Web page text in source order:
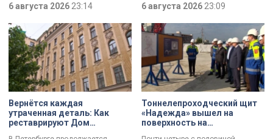
которые толкнули его на страшное
преступление. Два года назад он
вынес мертвеца из дома на улице
Луначарского, выдавая
бездыханного мужчину за
изрядно перебравшего приятеля.
6 августа 2026 23:14
фонда «СВОй дом» в Петербурге
встретились с участниками
специальной военной операции,
которые сейчас проходят курс
реабилитации. Главным событием
дня стали заезды на специальных
адаптивных карт-машинах, где
ветераны смогли лично
протестировать технику и
почувствовать скорость.
6 августа 2026 23:09
Вернётся каждая
утраченная деталь: Как
реставрируют Дом
Тоннелепроходческий щит
«Надежда» вышел на
поверхность на